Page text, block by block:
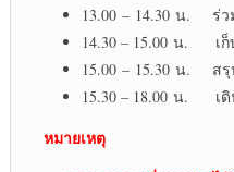
13.00 – 14.30 น. ร่
14.30 – 15.00 น. เ
15.00 – 15.30 น. ส
15.30 – 18.00 น. เ
หมายเหตุ